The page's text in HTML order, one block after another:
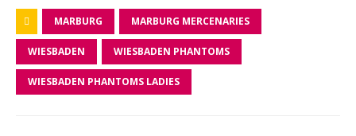
MARBURG MARBURG MERCENARIES
WIESBADEN WIESBADEN PHANTOMS
WIESBADEN PHANTOMS LADIES